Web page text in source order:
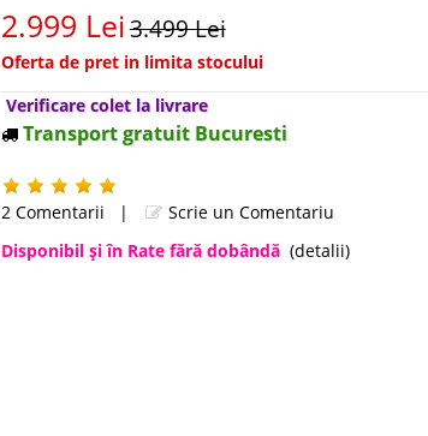
2.999 Lei3.499 Lei
Oferta de pret in limita stocului
Verificare colet la livrare
Transport gratuit Bucuresti
2 Comentarii |
Scrie un Comentariu
Disponibil şi în Rate fără dobândă (detalii)